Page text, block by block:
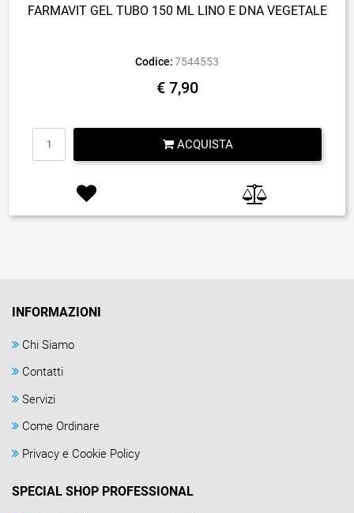
FARMAVIT GEL TUBO 150 ML LINO E DNA VEGETALE
Codice: 7544553
€ 7,90
ACQUISTA
INFORMAZIONI
Chi Siamo
Contatti
Servizi
Come Ordinare
Privacy e Cookie Policy
SPECIAL SHOP PROFESSIONAL